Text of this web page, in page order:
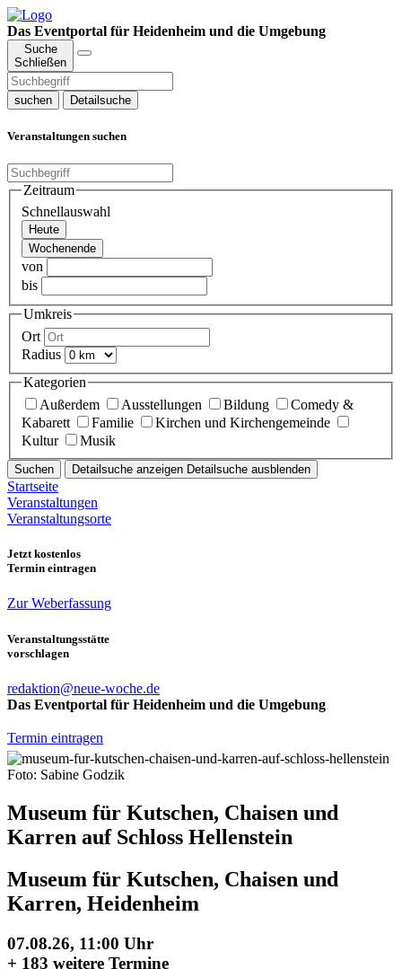
Das Eventportal für Heidenheim und die Umgebung
Suche
Schließen
suchen Detailsuche
Veranstaltungen suchen
Zeitraum
Schnellauswahl
Heute
Wochenende
von
bis
Umkreis
Ort
Radius
Kategorien
Außerdem
Ausstellungen Bildung
Comedy &
Kabarett
Familie
Kirchen und Kirchengemeinde
Kultur
Musik
Suchen Detailsuche anzeigen Detailsuche ausblenden
Startseite
Veranstaltungen
Veranstaltungsorte
Jetzt kostenlos
Termin eintragen
Zur Weberfassung
Veranstaltungsstätte
vorschlagen
redaktion@neue-woche.de
Das Eventportal für Heidenheim und die Umgebung
Termin eintragen
Foto: Sabine Godzik
Museum für Kutschen, Chaisen und
Karren auf Schloss Hellenstein
Museum für Kutschen, Chaisen und
Karren, Heidenheim
07.08.26, 11:00 Uhr
+ 183 weitere Termine